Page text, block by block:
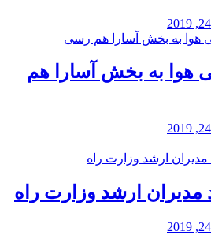
هوا به بخش آسارا هم
مدیران ارشد وزارت راه